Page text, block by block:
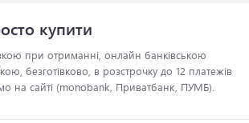
купити
при отриманні, онлайн банківською
безготівково, в розстрочку до 12 платежів
на сайті (monobank, Приватбанк, ПУМБ).